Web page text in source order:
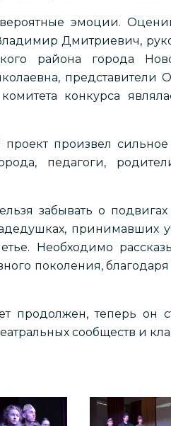
эмоции.
Дмитриевич,
района города
представители
комитета конкурса
произвел
педагоги,
забывать о
принимавших
Необходимо
поколения,
продолжен, теперь он
сообществ и